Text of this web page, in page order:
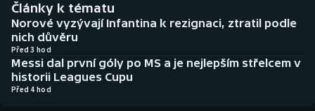
Basketbal
Biatlon
Boby a skeleton
Historické návraty
Aplikace ČT sport
AZ kvíz
Články k tématu
Norové vyzývají Infantina k rezignaci, ztratil podle
nich důvěru
Před 3 hod
Messi dal první góly po MS a je nejlepším střelcem v
historii Leagues Cupu
Před 4 hod